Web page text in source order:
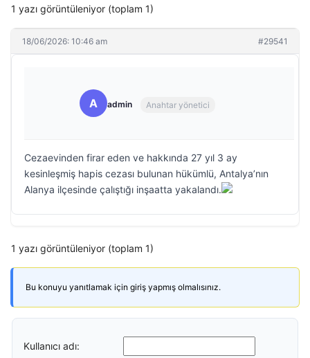
1 yazı görüntüleniyor (toplam 1)
18/06/2026: 10:46 am #29541
A admin Anahtar yönetici
Cezaevinden firar eden ve hakkında 27 yıl 3 ay
kesinleşmiş hapis cezası bulunan hükümlü, Antalya’nın
Alanya ilçesinde çalıştığı inşaatta yakalandı.
1 yazı görüntüleniyor (toplam 1)
Bu konuyu yanıtlamak için giriş yapmış olmalısınız.
Kullanıcı adı: